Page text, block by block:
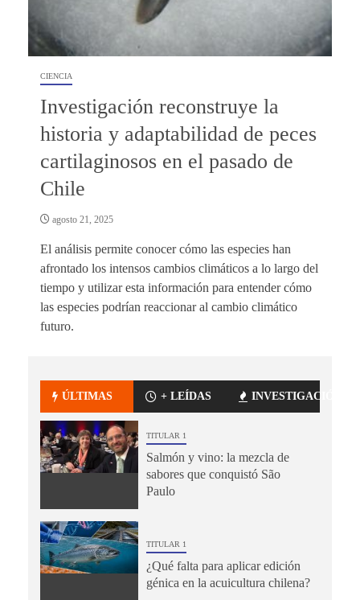
CIENCIA
Investigación reconstruye la
historia y adaptabilidad de peces
cartilaginosos en el pasado de
Chile
agosto 21, 2025
El análisis permite conocer cómo las especies han
afrontado los intensos cambios climáticos a lo largo del
tiempo y utilizar esta información para entender cómo
las especies podrían reaccionar al cambio climático
futuro.
ÚLTIMAS + LEÍDAS INVESTIGACIÓN
TITULAR 1
Salmón y vino: la mezcla de
sabores que conquistó São
Paulo
TITULAR 1
¿Qué falta para aplicar edición
génica en la acuicultura chilena?